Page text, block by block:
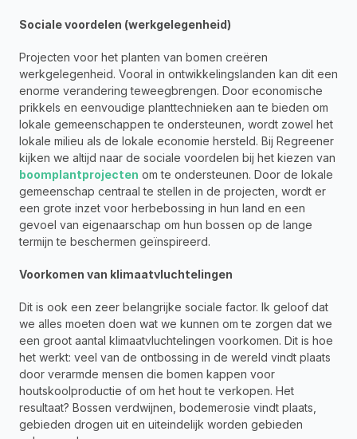
Sociale voordelen (werkgelegenheid)
Projecten voor het planten van bomen creëren
werkgelegenheid. Vooral in ontwikkelingslanden kan dit een
enorme verandering teweegbrengen. Door economische
prikkels en eenvoudige planttechnieken aan te bieden om
lokale gemeenschappen te ondersteunen, wordt zowel het
lokale milieu als de lokale economie hersteld. Bij Regreener
boomplantprojecten om te ondersteunen. Door de lokale
gemeenschap centraal te stellen in de projecten, wordt er
een grote inzet voor herbebossing in hun land en een
gevoel van eigenaarschap om hun bossen op de lange
termijn te beschermen geïnspireerd.
Voorkomen van klimaatvluchtelingen
Dit is ook een zeer belangrijke sociale factor. Ik geloof dat
we alles moeten doen wat we kunnen om te zorgen dat we
een groot aantal klimaatvluchtelingen voorkomen. Dit is hoe
het werkt: veel van de ontbossing in de wereld vindt plaats
door verarmde mensen die bomen kappen voor
houtskoolproductie of om het hout te verkopen. Het
resultaat? Bossen verdwijnen, bodemerosie vindt plaats,
gebieden drogen uit en uiteindelijk worden gebieden